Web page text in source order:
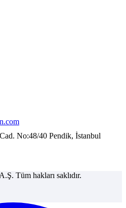
No:48/40 Pendik, İstanbul
Tüm hakları saklıdır.